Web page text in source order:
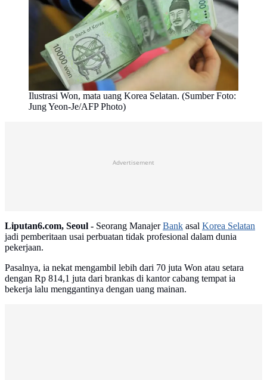
Ilustrasi Won, mata uang Korea Selatan. (Sumber Foto:
Jung Yeon-Je/AFP Photo)
Advertisement
Liputan6.com, Seoul - Seorang ManajerBank asal Korea Selatan
jadi pemberitaan usai perbuatan tidak profesional dalam dunia
pekerjaan.
Pasalnya, ia nekat mengambil lebih dari 70 juta Won atau setara
dengan Rp 814,1 juta dari brankas di kantor cabang tempat ia
bekerja lalu menggantinya dengan uang mainan.